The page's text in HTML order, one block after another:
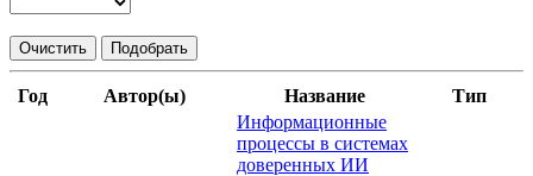
Очистить Подобрать
Год Автор(ы) Название Тип
Информационные
процессы в системах
доверенных ИИ